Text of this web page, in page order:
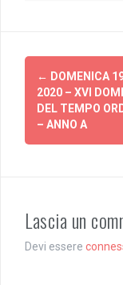
Post
navigation
← DOMENICA
2020 – XVI
DEL TEMPO
– ANNO A
Lascia un
Devi essere